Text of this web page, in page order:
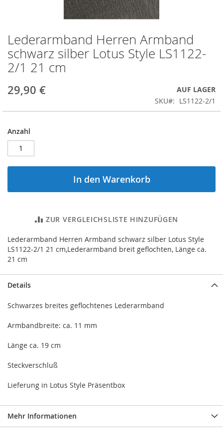
Zum
Anfang
der
Bildergalerie
Lederarmband Herren Armband
schwarz silber Lotus Style LS1122-
2/1 21 cm
29,90 €
AUF LAGER
SKU
LS1122-2/1
Anzahl
In den Warenkorb
ZUR VERGLEICHSLISTE HINZUFÜGEN
Lederarmband Herren Armband schwarz silber Lotus Style
LS1122-2/1 21 cm,Lederarmband breit geflochten, Länge ca.
21 cm
Details
Schwarzes breites geflochtenes Lederarmband
Armbandbreite: ca. 11 mm
Länge ca. 19 cm
Steckverschluß
Lieferung in Lotus Style Präsentbox
Mehr Informationen